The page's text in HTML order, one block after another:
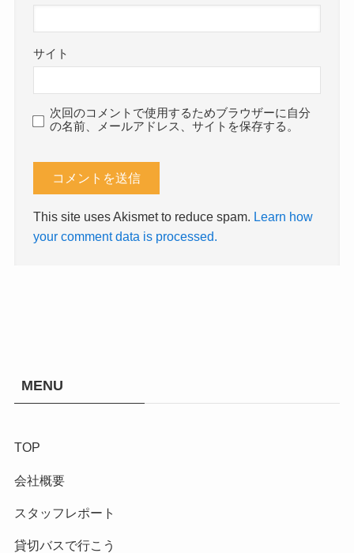
サイト
次回のコメントで使用するためブラウザーに自分
の名前、メールアドレス、サイトを保存する。
This site uses Akismet to reduce spam. Learn how
your comment data is processed.
MENU
TOP
会社概要
スタッフレポート
貸切バスで行こう